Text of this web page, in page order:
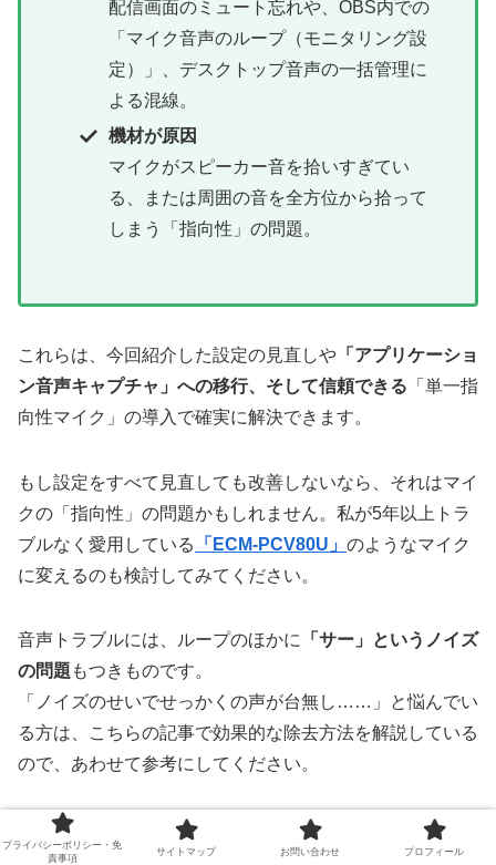
配信画面のミュート忘れや、OBS内での
「マイク音声のループ（モニタリング設
定）」、デスクトップ音声の一括管理に
よる混線。
機材が原因
マイクがスピーカー音を拾いすぎてい
る、または周囲の音を全方位から拾って
しまう「指向性」の問題。
これらは、今回紹介した設定の見直しや 「アプリケーショ
ン音声キャプチャ」への移行、そして信頼できる 「単一指
向性マイク」の導入で確実に解決できます。
もし設定をすべて見直しても改善しないなら、それはマイ
クの「指向性」の問題かもしれません。私が5年以上トラ
ブルなく愛用している
「ECM-PCV80U」 のようなマイク
に変えるのも検討してみてください。
音声トラブルには、ループのほかに
「サー」というノイズ
の問題 もつきものです。
「ノイズのせいでせっかくの声が台無し……」と悩んでい
る方は、こちらの記事で効果的な除去方法を解説している
ので、あわせて参考にしてください。
ノイズの種類や効果的な除去方法
については、こちらの記
事で詳しく解説しています。クリアな音声で配信したい方
プライバシーポリシー・免
責事項
サイトマップ お問い合わせ プロフィール